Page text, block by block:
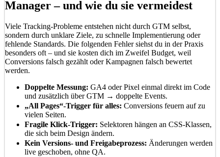
Manager – und wie du sie vermeidest
Viele Tracking-Probleme entstehen nicht durch GTM selbst,
sondern durch unklare Ziele, zu schnelle Implementierung oder
fehlende Standards. Die folgenden Fehler siehst du in der Praxis
besonders oft – und sie kosten dich im Zweifel Budget, weil
Conversions falsch gezählt oder Kampagnen falsch bewertet
werden.
Doppelte Messung: GA4 oder Pixel einmal direkt im Code
und zusätzlich über GTM → doppelte Events.
„All Pages“-Trigger für alles: Conversions feuern auf zu
vielen Seiten.
Fragile Klick-Trigger: Selektoren hängen an CSS-Klassen,
die sich beim Design ändern.
Kein Versions- und Freigabeprozess: Änderungen werden
live geschoben, ohne QA.